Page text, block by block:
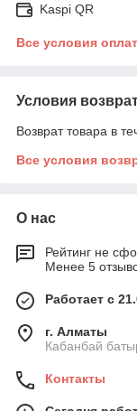
Kaspi QR
Все условия
Условия
Возврат товара в
Все условия
О нас
Рейтинг не
Менее 5
Работает с
г. Алматы
Кабанбай
Контакты